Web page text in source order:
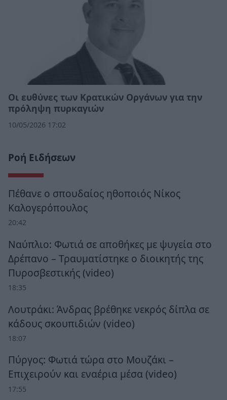
Οι ευθύνες των Κρατικών Οργάνων για την
πρόληψη πυρκαγιών
10/05/2026 17:02
Ροή Ειδήσεων
Πέθανε ο σπουδαίος ηθοποιός Νίκος
Καλογερόπουλος
20:42
Ναύπλιο: Φωτιά σε αποθήκες με ψυγεία στο
Δρέπανο – Τραυματίστηκε ο διοικητής της
Πυροσβεστικής (video)
18:35
Λουτράκι: Άνδρας βρέθηκε νεκρός δίπλα σε
κάδους σκουπιδιών (video)
18:07
Πύργος: Φωτιά τώρα στο Μουζάκι –
Επιχειρούν και εναέρια μέσα (video)
17:55